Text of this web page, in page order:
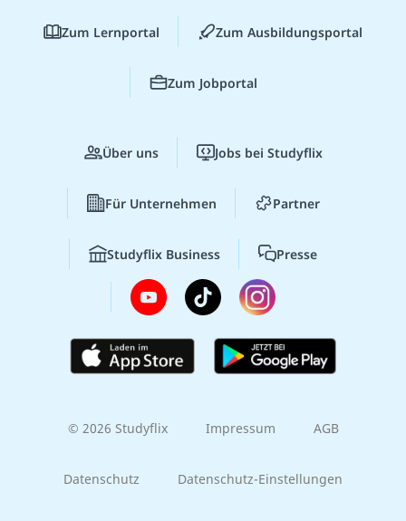
Zum Lernportal Zum Ausbildungsportal
Zum Jobportal
Über uns Jobs bei Studyflix
Für Unternehmen Partner
Studyflix Business Presse
© 2026 Studyflix Impressum AGB
Datenschutz Datenschutz-Einstellungen